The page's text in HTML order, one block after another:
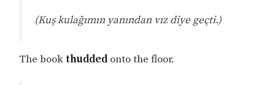
(Kuş kulağımın yanından vız diye geçti.)
The book thudded onto the floor.